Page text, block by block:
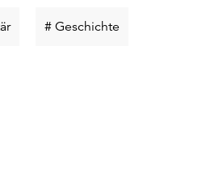
Schlüsselwort
# Geschichte